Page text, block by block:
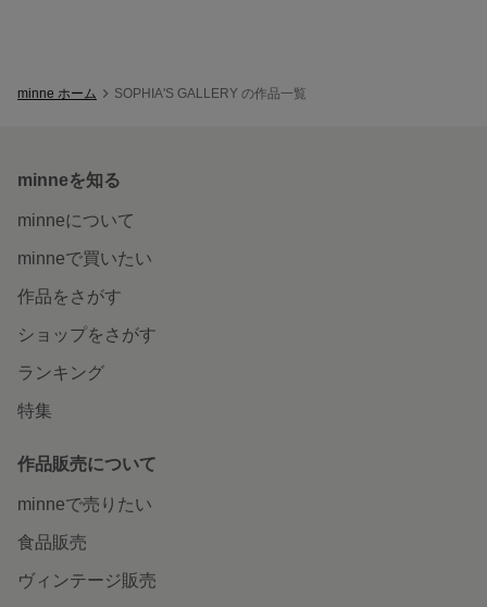
minne ホーム SOPHIA'S GALLERY の作品一覧
minneを知る
minneについて
minneで買いたい
作品をさがす
ショップをさがす
ランキング
特集
作品販売について
minneで売りたい
食品販売
ヴィンテージ販売